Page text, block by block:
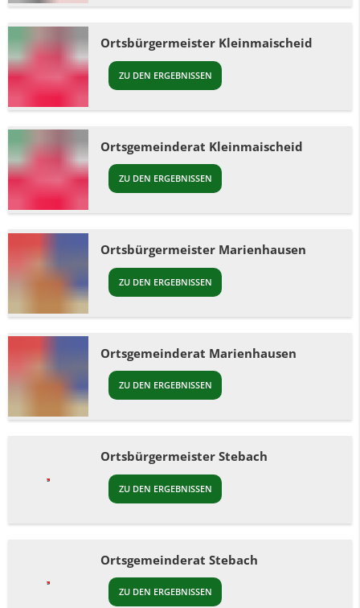
Ortsbürgermeister Kleinmaischeid
ZU DEN ERGEBNISSEN
Ortsgemeinderat Kleinmaischeid
ZU DEN ERGEBNISSEN
Ortsbürgermeister Marienhausen
ZU DEN ERGEBNISSEN
Ortsgemeinderat Marienhausen
ZU DEN ERGEBNISSEN
Ortsbürgermeister Stebach
ZU DEN ERGEBNISSEN
Ortsgemeinderat Stebach
ZU DEN ERGEBNISSEN